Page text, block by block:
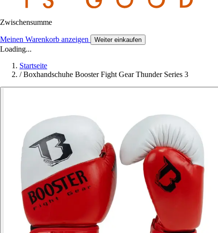
Zwischensumme
Meinen Warenkorb anzeigen Weiter einkaufen
Loading...
Startseite
/ Boxhandschuhe Booster Fight Gear Thunder Series 3